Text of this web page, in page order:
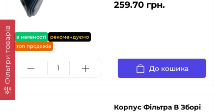
в наявності
рекомендуємо
топ продажів
259.70 грн.
До кошика
Корпус Фільтра В Зборі
Фільтри товарів